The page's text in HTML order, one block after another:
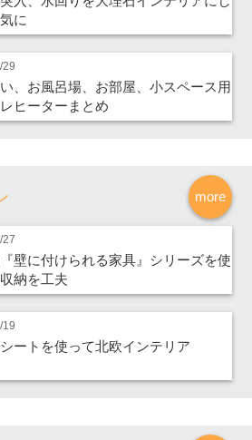
に
29
、お風呂場、お部屋、小スペース用
ヒーターまとめ
more
27
壁に付けられる家具』シリーズを使
納を工夫
19
ートを使って北欧インテリア